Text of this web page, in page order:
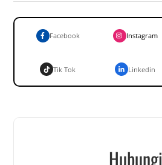
Facebook Instagram
Tik Tok Linkedin
Hubungi